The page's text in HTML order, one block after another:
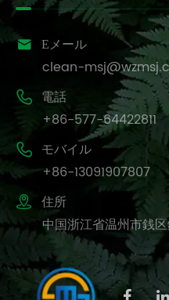
 Eメール
clean-
 電話
+86-577-64422811
 モバイル
+86-13091907807
 住所
中国浙江省温州市銭